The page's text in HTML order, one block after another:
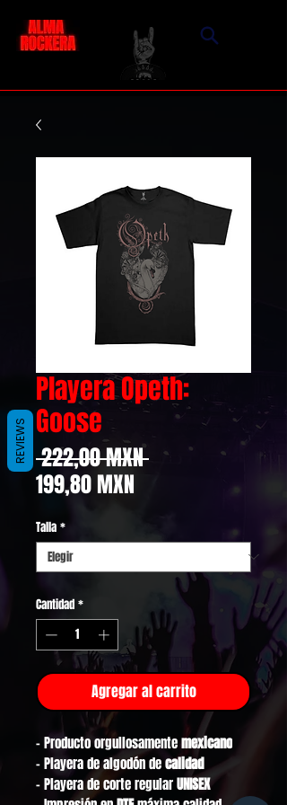
Playera Opeth:
Goose
222,00 MXN Precio
199,80 MXN
oferta
Talla *
Cantidad *
Agregar al carrito
- Producto orgullosamentemexicano
- Playera de algodón decalidad
- Playera de corte regularUNISEX
REVIEWS